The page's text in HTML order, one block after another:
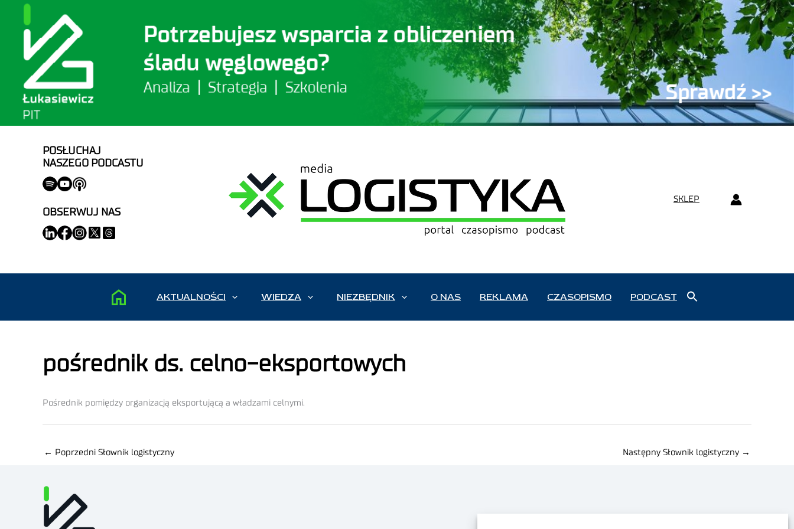
POSŁUCHAJ
NASZEGO PODCASTU
OBSERWUJ NAS
SKLEP
AKTUALNOŚCI WIEDZA NIEZBĘDNIK O NAS REKLAMA CZASOPISMO PODCAST
pośrednik ds. celno-eksportowych
Pośrednik pomiędzy organizacją eksportującą a władzami celnymi.
← Poprzedni Słownik logistyczny Następny Słownik logistyczny →